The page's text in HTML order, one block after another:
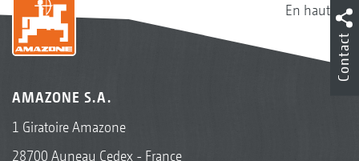
En haut
AMAZONE S.A.
1 Giratoire Amazone
28700 Auneau Cedex - France
Contact